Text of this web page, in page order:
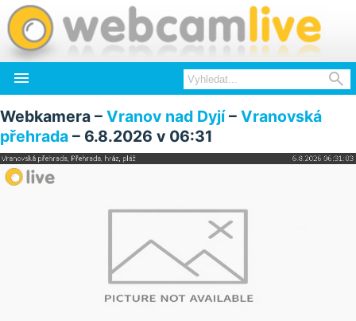
 
Webkamera – Vranov nad Dyjí– Vranovská
přehrada – 6.8.2026 v 06:31